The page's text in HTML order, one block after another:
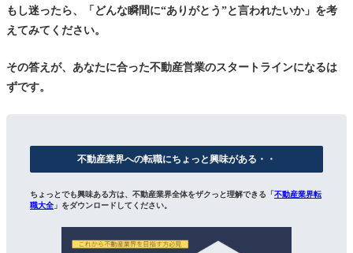
もし迷ったら、「どんな瞬間に“ありがとう”と言われたいか」を考
えてみてください。
その答えが、あなたに合った不動産営業のスタートラインになるは
ずです。
不動産業界への転職にちょっと興味がある・・
ちょっとでも興味ある方は、不動産業界全体をザクっと理解できる「不動産業界転
職大全 」をダウンロードしてください。